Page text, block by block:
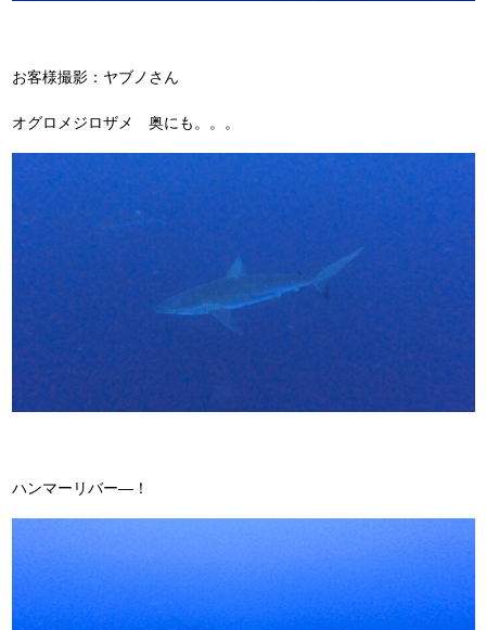
お客様撮影：ヤブノさん
オグロメジロザメ 奥にも。。。
ハンマーリバー―！